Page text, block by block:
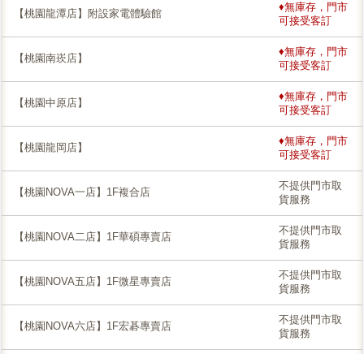
【桃園龍潭店】附設家電體驗館
♦無庫存，門市
可接受客訂
【桃園南崁店】
♦無庫存，門市
可接受客訂
【桃園中原店】
♦無庫存，門市
可接受客訂
【桃園龍岡店】
♦無庫存，門市
可接受客訂
【桃園NOVA一店】1F複合店
不提供門市取
貨服務
【桃園NOVA二店】1F華碩專賣店
不提供門市取
貨服務
【桃園NOVA五店】1F微星專賣店
不提供門市取
貨服務
【桃園NOVA六店】1F宏碁專賣店
不提供門市取
貨服務